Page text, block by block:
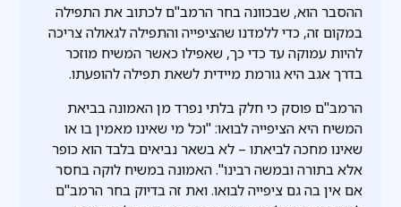
ההסבר הוא, שבכוונה בחר הרמב"ם לכתוב את התפילה
במקום זה, כדי ללמדנו שהציפייה והתפילה לגאולה צריכה
להיות עמוקה עד כדי כך, שאפילו כאשר המשיח מוזכר
בדרך אגב היא גורמת מיידית לשאת תפילה להופעתו.
הרמב"ם פוסק כי חלק בלתי נפרד מן האמונה בביאת
המשיח היא הציפייה לבואו: "וכל מי שאינו מאמין בו או
שאינו מחכה לביאתו – לא בשאר נביאים בלבד הוא כופר
אלא בתורה ובמשה רבינו". האמונה במשיח לוקה בחסר
אם אין בה גם ציפייה לבואו. ואת זה בדיוק בחר הרמב"ם